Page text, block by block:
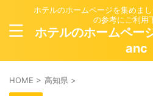
ホテルのホームページを集めま
の参考にご利用
ホテルのホームペー
anc
HOME > 高知県 >